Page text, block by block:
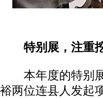
特别展，注重挖
本年度的特别展
裕两位连县人发起